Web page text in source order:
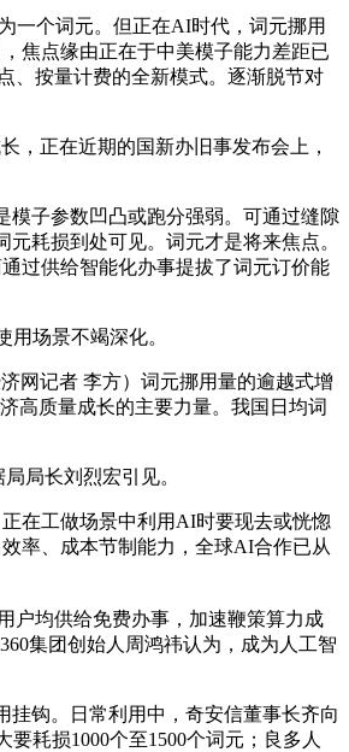
一个词元。但正在AI时代，词元挪用
焦点缘由正在于中美模子能力差距已
、按量计费的全新模式。逐渐脱节对
正在近期的国新办旧事发布会上，
子参数凹凸或跑分强弱。可通过缝隙
耗损到处可见。词元才是将来焦点。
过供给智能化办事提拔了词元订价能
场景不竭深化。
网记者 李方）词元挪用量的逾越式增
高质量成长的主要力量。我国日均词
局长刘烈宏引见。
在工做场景中利用AI时要现去或恍惚
率、成本节制能力，全球AI合作已从
均供给免费办事，加速鞭策算力成
集团创始人周鸿祎认为，成为人工智
钩。日常利用中，奇安信董事长齐向
耗损1000个至1500个词元；良多人